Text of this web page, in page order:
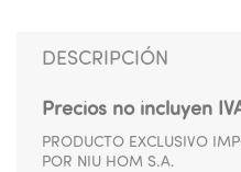
DESCRIPCIÓN
Precios no incluyen
PRODUCTO EXCLUSIVO
POR NIU HOM S.A.